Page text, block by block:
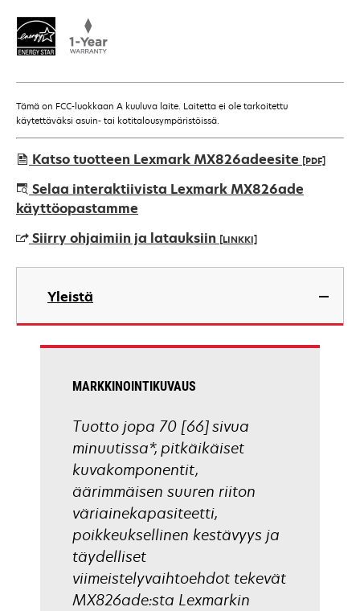
Tämä on FCC-luokkaan A kuuluva laite. Laitetta ei ole tarkoitettu
käytettäväksi asuin- tai kotitalousympäristöissä.
Katso tuotteen Lexmark MX826adeesite [PDF]
opens
in
new
tab
Selaa interaktiivista Lexmark MX826ade
käyttöopastamme
Siirry ohjaimiin ja latauksiin [LINKKI]
opens
new
Yleistä
MARKKINOINTIKUVAUS
Tuotto jopa 70 [66] sivua
minuutissa*, pitkäikäiset
kuvakomponentit,
äärimmäisen suuren riiton
väriainekapasiteetti,
poikkeuksellinen kestävyys ja
täydelliset
viimeistelyvaihtoehdot tekevät
MX826ade:sta Lexmarkin